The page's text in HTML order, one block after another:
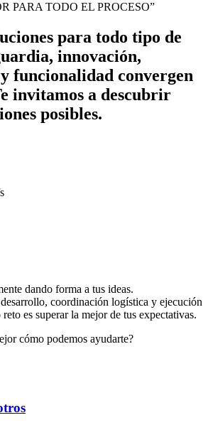
PARA TODO EL PROCESO”
para todo tipo de
innovación,
funcionalidad convergen
invitamos a descubrir
posibles.
dando forma a tus ideas.
coordinación logística y ejecución
es superar la mejor de tus expectativas.
cómo podemos ayudarte?